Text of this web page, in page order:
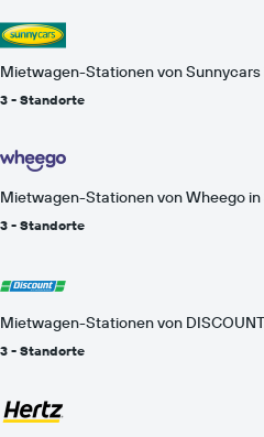
Mietwagen-Stationen von
3 - Standorte
Mietwagen-Stationen von Wheego
3 - Standorte
Mietwagen-Stationen von
3 - Standorte